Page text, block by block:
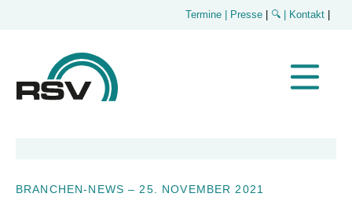
Termine | Presse 🔍 | Kontakt
BRANCHEN-NEWS – 25. NOVEMBER 2021